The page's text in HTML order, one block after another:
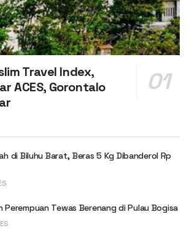
Travel Index,
ACES, Gorontalo
di Biluhu Barat, Beras 5 Kg Dibanderol Rp
Perempuan Tewas Berenang di Pulau Bogisa